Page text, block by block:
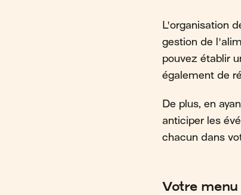
L'organisation
gestion de
pouvez établir
également de
De plus, en
anticiper les
chacun dans
Votre